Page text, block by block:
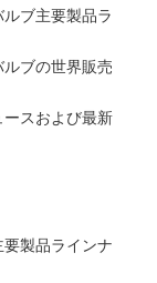
ブ主要製品ラ
ブの世界販売
スおよび最新
製品ラインナ